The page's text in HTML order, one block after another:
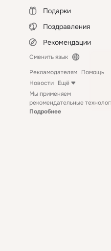
Подарки
Поздравления
Рекомендации
Сменить язык
Рекламодателям Помощь
Новости Ещё
Мы применяем
рекомендательные
Подробнее